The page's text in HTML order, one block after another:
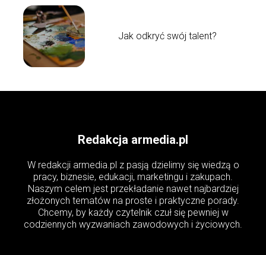
Jak odkryć swój talent?
Redakcja armedia.pl
W redakcji armedia.pl z pasją dzielimy się wiedzą o
pracy, biznesie, edukacji, marketingu i zakupach.
Naszym celem jest przekładanie nawet najbardziej
złożonych tematów na proste i praktyczne porady.
Chcemy, by każdy czytelnik czuł się pewniej w
codziennych wyzwaniach zawodowych i życiowych.